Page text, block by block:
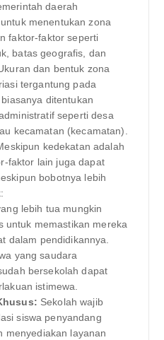
daerah
menentukan zona
faktor-faktor seperti
batas geografis, dan
dan bentuk zona
tergantung pada
ditentukan
seperti desa
kecamatan (kecamatan).
kedekatan adalah
faktor lain juga dapat
bobotnya lebih
lebih tua mungkin
untuk memastikan mereka
dalam pendidikannya.
yang saudara
bersekolah dapat
istimewa.
Sekolah wajib
siswa penyandang
menyediakan layanan